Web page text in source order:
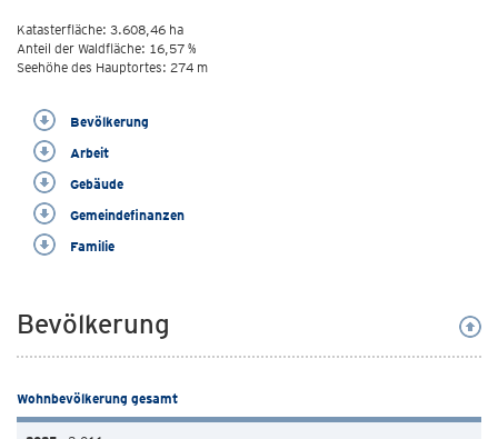
Katasterfläche: 3.608,46 ha
Anteil der Waldfläche: 16,57 %
Seehöhe des Hauptortes: 274 m
Bevölkerung
Arbeit
Gebäude
Gemeindefinanzen
Familie
Bevölkerung
Wohnbevölkerung gesamt